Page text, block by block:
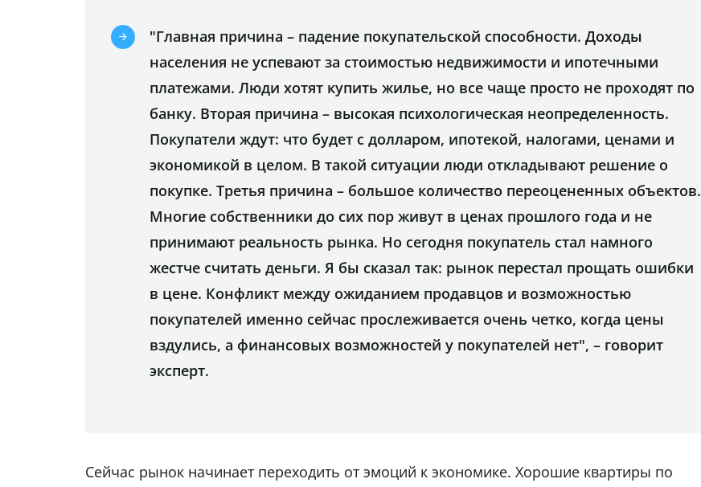
"Главная причина – падение покупательской способности. Доходы
населения не успевают за стоимостью недвижимости и ипотечными
платежами. Люди хотят купить жилье, но все чаще просто не проходят по
банку. Вторая причина – высокая психологическая неопределенность.
Покупатели ждут: что будет с долларом, ипотекой, налогами, ценами и
экономикой в целом. В такой ситуации люди откладывают решение о
покупке. Третья причина – большое количество переоцененных объектов.
Многие собственники до сих пор живут в ценах прошлого года и не
принимают реальность рынка. Но сегодня покупатель стал намного
жестче считать деньги. Я бы сказал так: рынок перестал прощать ошибки
в цене. Конфликт между ожиданием продавцов и возможностью
покупателей именно сейчас прослеживается очень четко, когда цены
вздулись, а финансовых возможностей у покупателей нет", – говорит
эксперт.
Сейчас рынок начинает переходить от эмоций к экономике. Хорошие квартиры по